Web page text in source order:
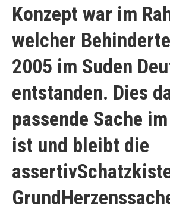
Konzept war im
welcher
2005 im Suden
entstanden. Dies
passende Sache
ist und bleibt die